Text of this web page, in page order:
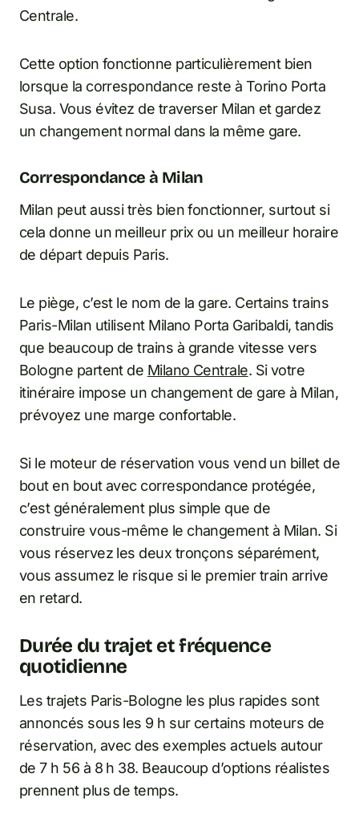
Centrale.
Cette option fonctionne particulièrement bien
lorsque la correspondance reste à Torino Porta
Susa. Vous évitez de traverser Milan et gardez
un changement normal dans la même gare.
Correspondance à Milan
Milan peut aussi très bien fonctionner, surtout si
cela donne un meilleur prix ou un meilleur horaire
de départ depuis Paris.
Le piège, c’est le nom de la gare. Certains trains
Paris-Milan utilisent Milano Porta Garibaldi, tandis
que beaucoup de trains à grande vitesse vers
Bologne partent de Milano Centrale. Si votre
itinéraire impose un changement de gare à Milan,
prévoyez une marge confortable.
Si le moteur de réservation vous vend un billet de
bout en bout avec correspondance protégée,
c’est généralement plus simple que de
construire vous-même le changement à Milan. Si
vous réservez les deux tronçons séparément,
vous assumez le risque si le premier train arrive
en retard.
Durée du trajet et fréquence
quotidienne
Les trajets Paris-Bologne les plus rapides sont
annoncés sous les 9 h sur certains moteurs de
réservation, avec des exemples actuels autour
de 7 h 56 à 8 h 38. Beaucoup d’options réalistes
prennent plus de temps.